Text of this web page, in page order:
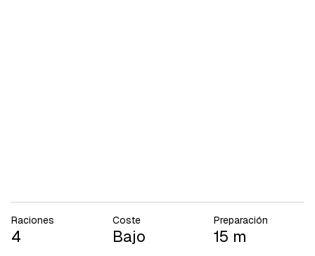
Raciones
4
Coste
Bajo
Preparación
15 m